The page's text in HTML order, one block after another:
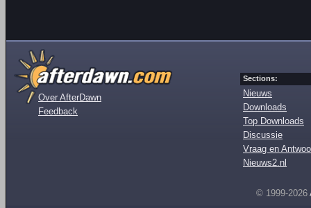
Over AfterDawn
Feedback
Sections:
Nieuws
Downloads
Top Downloads
Discussie
Vraag en
Nieuws2.nl
© 1999-2026